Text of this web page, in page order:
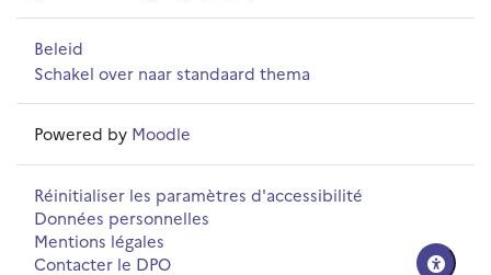
Beleid
Schakel over naar standaard thema
Powered by Moodle
Réinitialiser les paramètres d'accessibilité
Données personnelles
Mentions légales
Contacter le DPO